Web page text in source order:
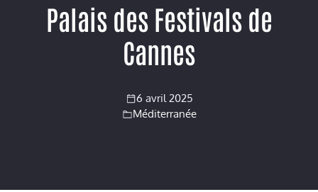
Palais des Festivals de
Cannes
6 avril 2025
Méditerranée